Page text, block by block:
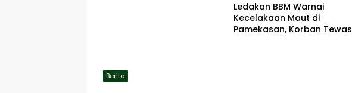
Berita
Ledakan BBM Warnai
Kecelakaan Maut di
Pamekasan, Korban Tewas